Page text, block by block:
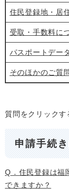
住民登録地・居
受取・手数料に
パスポートデー
そのほかのご質
質問をクリックす
申請手続
Q．住民登録は福
できますか？